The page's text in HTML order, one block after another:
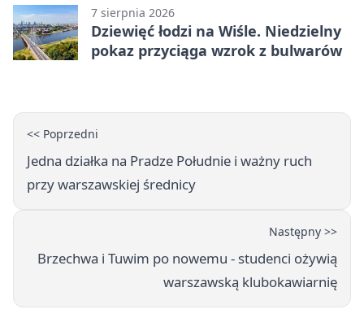
7 sierpnia 2026
Dziewięć łodzi na Wiśle. Niedzielny
pokaz przyciąga wzrok z bulwarów
<< Poprzedni
Jedna działka na Pradze Południe i ważny ruch
przy warszawskiej średnicy
Następny >>
Brzechwa i Tuwim po nowemu - studenci ożywią
warszawską klubokawiarnię